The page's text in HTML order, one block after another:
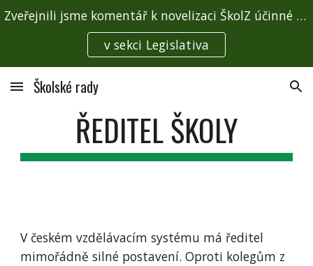
Skip to main content
Zveřejnili jsme komentář k novelizaci ŠkolZ účinné od 1. 1. 2026
v sekci Legislativa
Školské rady
ŘEDITEL ŠKOLY
V českém vzdělávacím systému má ředitel
mimořádně silné postavení. Oproti kolegům z